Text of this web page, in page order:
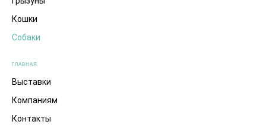
Кошки
Собаки
ГЛАВНАЯ
Выставки
Компаниям
Контакты